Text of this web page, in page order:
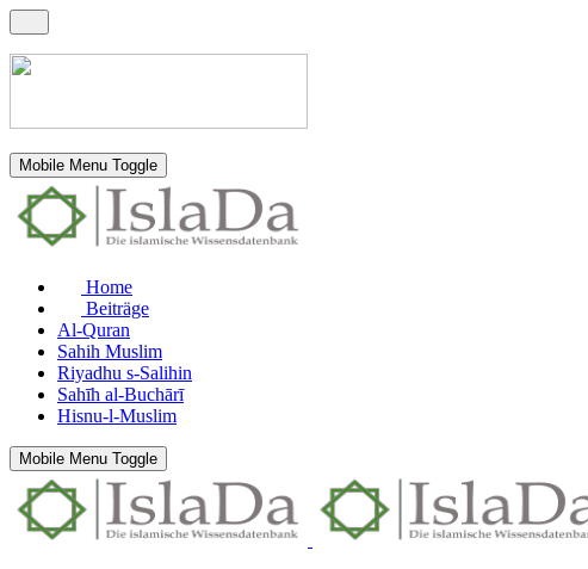
Mobile Menu Toggle
Home
Beiträge
Al-Quran
Sahih Muslim
Riyadhu s-Salihin
Sahīh al-Buchārī
Hisnu-l-Muslim
Mobile Menu Toggle